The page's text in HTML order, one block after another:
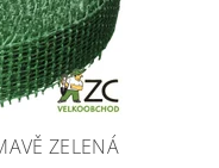
ZELENÁ